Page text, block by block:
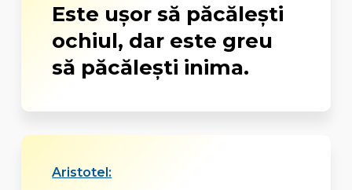
Este uşor să păcăleşti
ochiul, dar este greu
să păcăleşti inima.
Aristotel: